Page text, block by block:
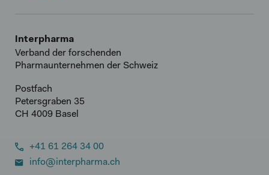
Interpharma
Verband der forschenden
Pharmaunternehmen der Schweiz
Postfach
Petersgraben 35
CH 4009 Basel
+41 61 264 34 00
info@interpharma.ch